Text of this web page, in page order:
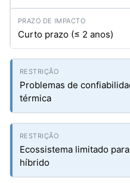
Curto prazo (≤ 2 anos)
Problemas de
térmica
Ecossistema limitado
híbrido